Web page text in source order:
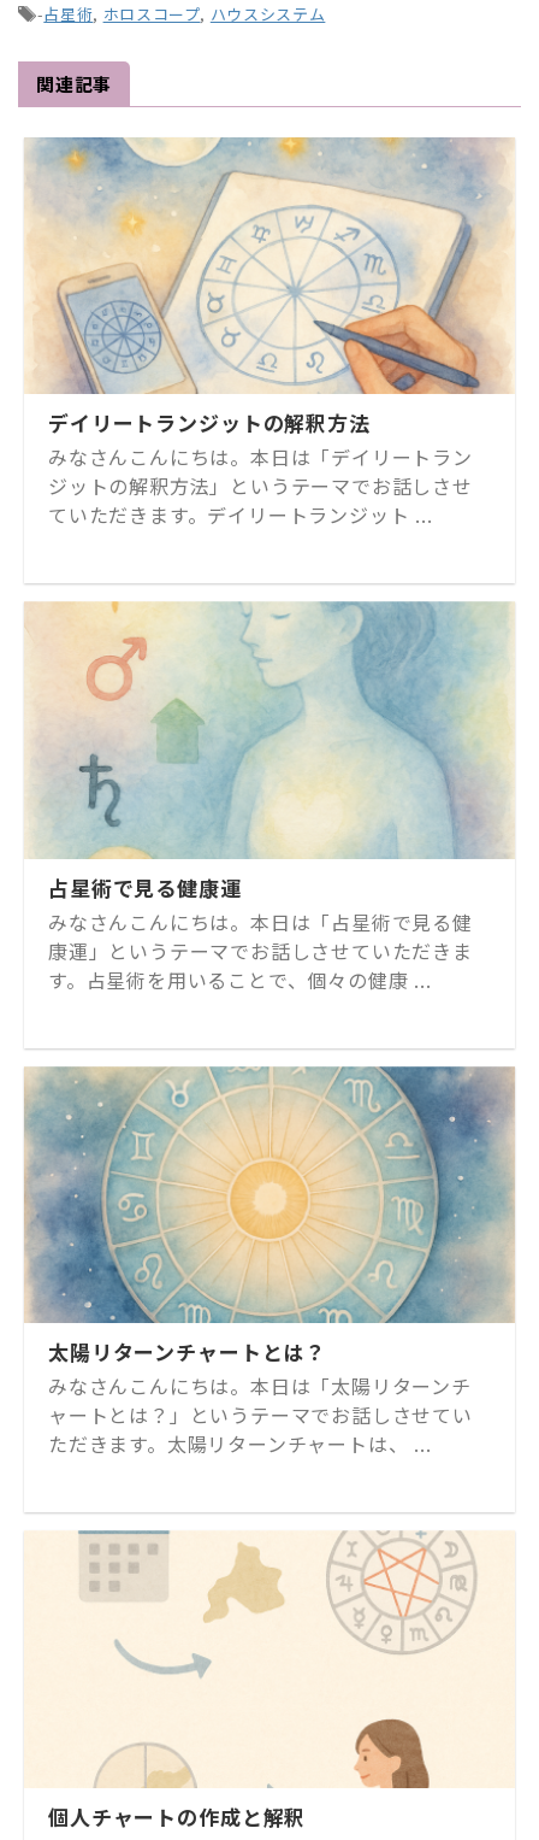
-占星術, ホロスコープ, ハウスシステム
関連記事
デイリートランジットの解釈方法
みなさんこんにちは。本日は「デイリートラン
ジットの解釈方法」というテーマでお話しさせ
ていただきます。デイリートランジット ...
占星術で見る健康運
みなさんこんにちは。本日は「占星術で見る健
康運」というテーマでお話しさせていただきま
す。占星術を用いることで、個々の健康 ...
太陽リターンチャートとは？
みなさんこんにちは。本日は「太陽リターンチ
ャートとは？」というテーマでお話しさせてい
ただきます。太陽リターンチャートは、 ...
個人チャートの作成と解釈